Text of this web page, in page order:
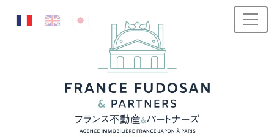
Passer au contenu